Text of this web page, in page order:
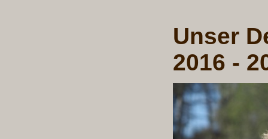
Unser
2016 -